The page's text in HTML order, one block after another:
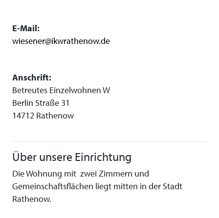
E-Mail:
wiesener@ikwrathenow.de
Anschrift:
Betreutes Einzelwohnen W
Berlin Straße 31
14712 Rathenow
Über unsere Einrichtung
Die Wohnung mit zwei Zimmern und
Gemeinschaftsflächen liegt mitten in der Stadt
Rathenow.